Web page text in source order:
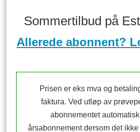
Sommertilbud på
Allerede abonnent?
Prisen er eks mva og
faktura. Ved utløp av
abonnementet
årsabonnement dersom det